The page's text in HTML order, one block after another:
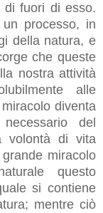
fuori di esso.
processo, in
della natura, e
che queste
nostra attività
alle
diventa
del
volontà di vita
miracolo
questo
si contiene
mentre ciò